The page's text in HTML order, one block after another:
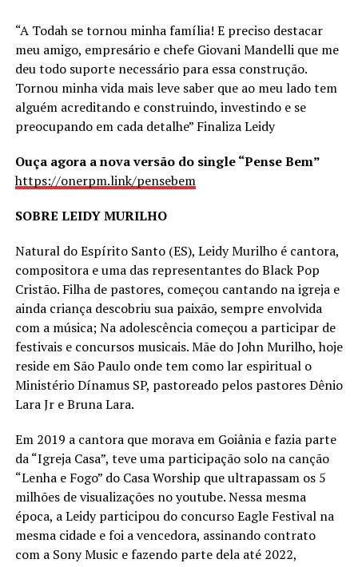
“A Todah se tornou minha família! E preciso destacar
meu amigo, empresário e chefe Giovani Mandelli que me
deu todo suporte necessário para essa construção.
Tornou minha vida mais leve saber que ao meu lado tem
alguém acreditando e construindo, investindo e se
preocupando em cada detalhe” Finaliza Leidy
Ouça agora a nova versão do single “Pense Bem”
https://onerpm.link/pensebem
SOBRE LEIDY MURILHO
Natural do Espírito Santo (ES), Leidy Murilho é cantora,
compositora e uma das representantes do Black Pop
Cristão. Filha de pastores, começou cantando na igreja e
ainda criança descobriu sua paixão, sempre envolvida
com a música; Na adolescência começou a participar de
festivais e concursos musicais. Mãe do John Murilho, hoje
reside em São Paulo onde tem como lar espiritual o
Ministério Dínamus SP, pastoreado pelos pastores Dênio
Lara Jr e Bruna Lara.
Em 2019 a cantora que morava em Goiânia e fazia parte
da “Igreja Casa”, teve uma participação solo na canção
“Lenha e Fogo” do Casa Worship que ultrapassam os 5
milhões de visualizações no youtube. Nessa mesma
época, a Leidy participou do concurso Eagle Festival na
mesma cidade e foi a vencedora, assinando contrato
com a Sony Music e fazendo parte dela até 2022,